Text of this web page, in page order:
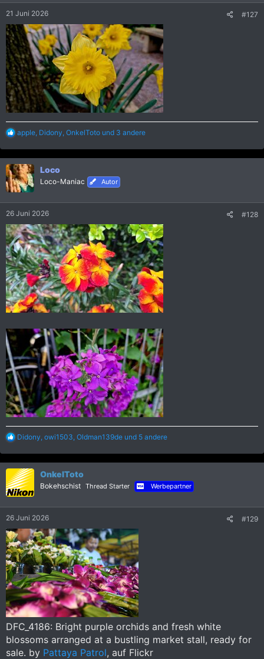
n
:
21 Juni 2026 #127
R
a
k
t
i
o
n
:
apple Didony OnkelToto und 3 andere
Loco
Loco-Maniac Autor
26 Juni 2026 #128
R
a
k
t
i
o
n
:
Didony owi1503 Oldman139de und 5 andere
OnkelToto
Bokehschist Thread Starter Werbepartner
26 Juni 2026 #129
DFC_4186: Bright purple orchids and fresh white
blossoms arranged at a bustling market stall, ready for
sale. by Pattaya Patrol, auf Flickr